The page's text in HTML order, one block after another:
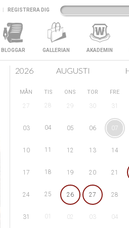
REGISTRERA DIG
BLOGGAR GALLERIAN AKADEMIN
2026 AUGUSTI
MÅN TIS ONS TOR FRE
27 28 29 30 31
03 04 05 06 07
10 11 12 13 14
17 18 19 20 21
24 25 26 27 28
31 01 02 03 04